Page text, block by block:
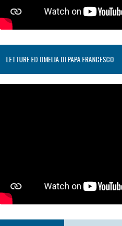
LETTURE ED OMELIA DI PAPA FRANCESCO